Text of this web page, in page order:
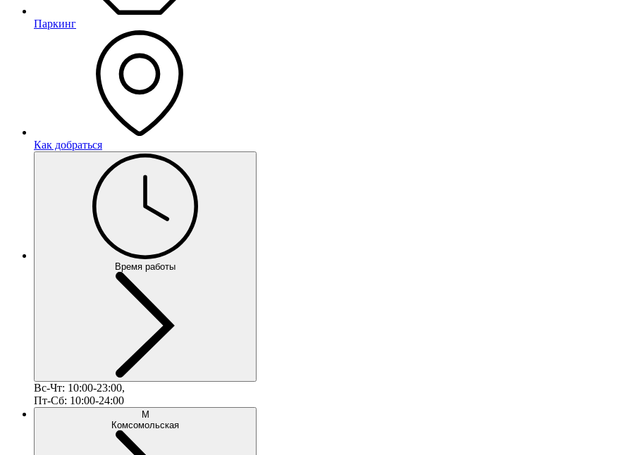
Паркинг
Как добраться
Время работы
Вс-Чт: 10:00-23:00,
Пт-Сб: 10:00-24:00
М
Комсомольская